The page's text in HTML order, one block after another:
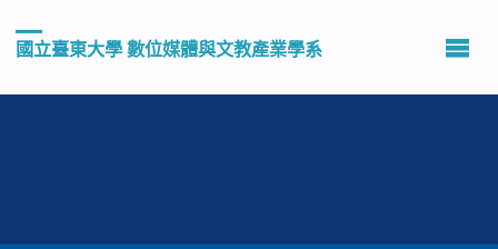
國立臺東大學 數位媒體與文教產業學系